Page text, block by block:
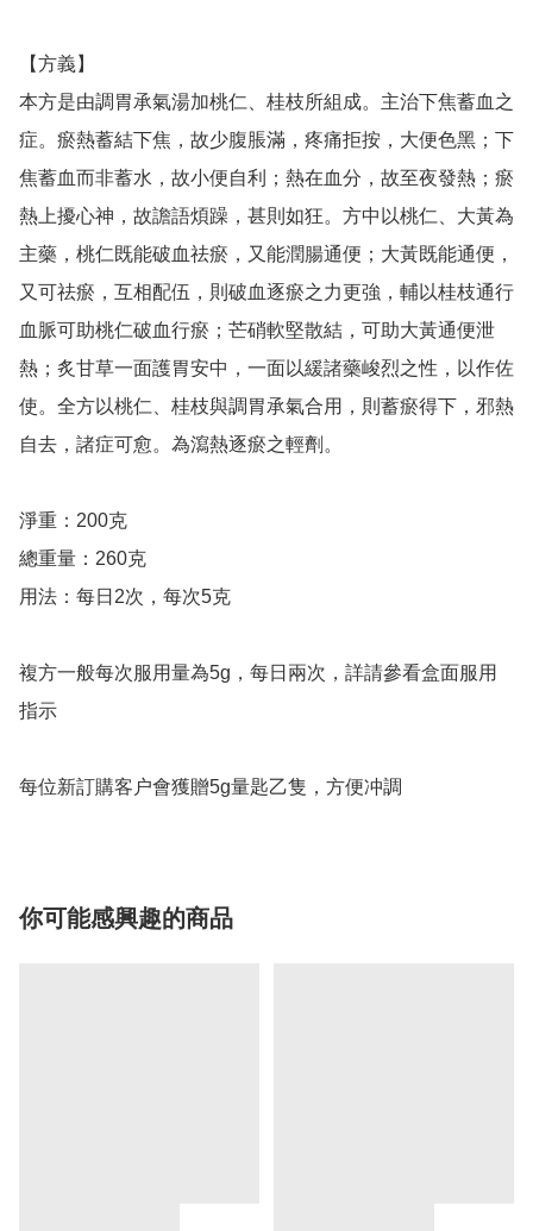
【方義】
本方是由調胃承氣湯加桃仁、桂枝所組成。主治下焦蓄血之
症。瘀熱蓄結下焦，故少腹脹滿，疼痛拒按，大便色黑；下
焦蓄血而非蓄水，故小便自利；熱在血分，故至夜發熱；瘀
熱上擾心神，故譫語煩躁，甚則如狂。方中以桃仁、大黃為
主藥，桃仁既能破血祛瘀，又能潤腸通便；大黃既能通便，
又可祛瘀，互相配伍，則破血逐瘀之力更強，輔以桂枝通行
血脈可助桃仁破血行瘀；芒硝軟堅散結，可助大黃通便泄
熱；炙甘草一面護胃安中，一面以緩諸藥峻烈之性，以作佐
使。全方以桃仁、桂枝與調胃承氣合用，則蓄瘀得下，邪熱
自去，諸症可愈。為瀉熱逐瘀之輕劑。
淨重：200克
總重量：260克
用法：每日2次，每次5克
複方一般每次服用量為5g，每日兩次，詳請參看盒面服用
指示
每位新訂購客户會獲贈5g量匙乙隻，方便冲調
你可能感興趣的商品